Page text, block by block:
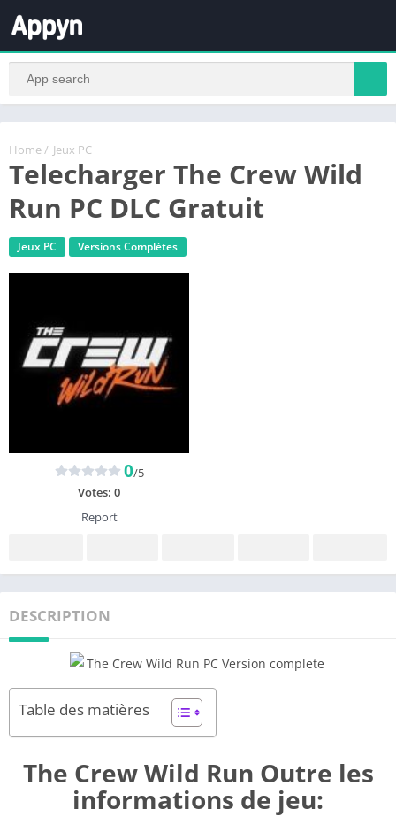
Home / Jeux PC
Telecharger The Crew Wild
Run PC DLC Gratuit
Jeux PC Versions Complètes
0/5
Votes: 0
Report
DESCRIPTION
Table des matières
The Crew Wild Run Outre les
informations de jeu: